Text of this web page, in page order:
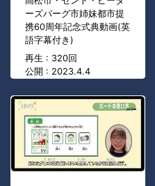
ーズバーグ市姉妹都市提
携60周年記念式典動画(英
語字幕付き)
再生 : 320回
公開 : 2023.4.4